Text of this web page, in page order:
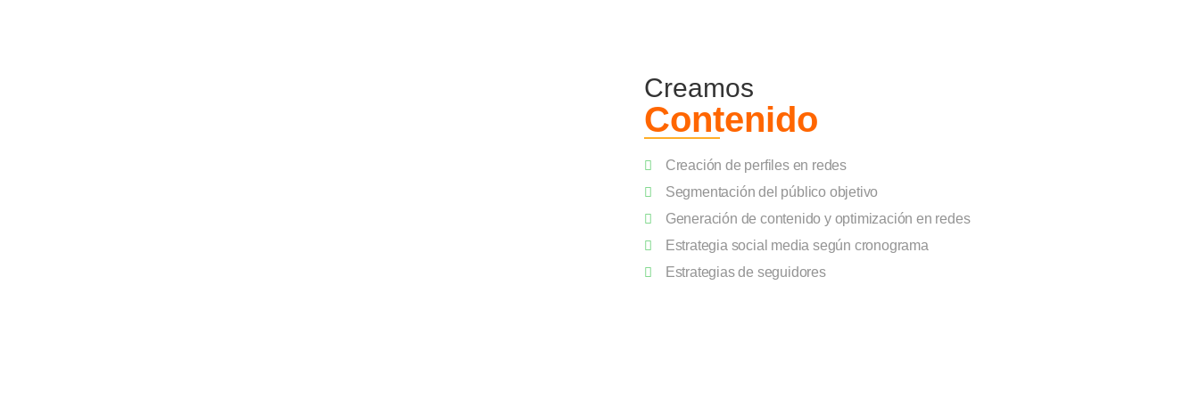
Creamos
Contenido
Creación de perfiles en redes
Segmentación del público objetivo
Generación de contenido y optimización en redes
Estrategia social media según cronograma
Estrategias de seguidores